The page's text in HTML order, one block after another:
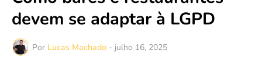
devem se adaptar à LGPD
Por Lucas Machado - julho 16, 2025